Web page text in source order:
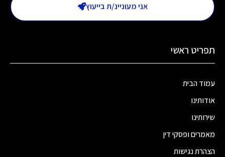
אני מעוניינ/ת בייעוץ
תפריט ראשי
עמוד הבית
אודותינו
שירותינו
מאמרים ופסקי דין
הצהרת נגישות